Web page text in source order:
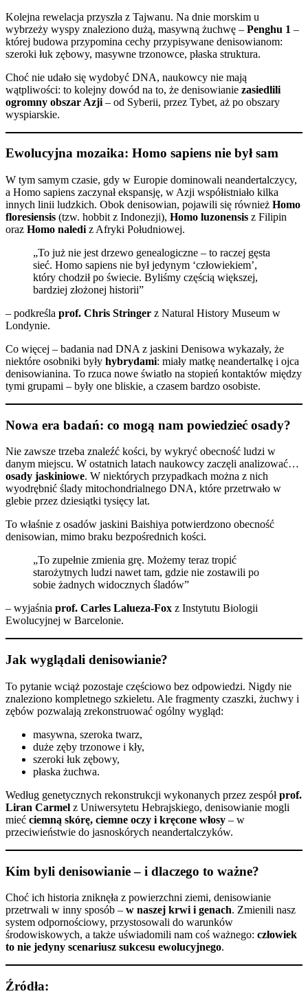
Kolejna rewelacja przyszła z Tajwanu. Na dnie morskim u
wybrzeży wyspy znaleziono dużą, masywną żuchwę – Penghu 1 –
której budowa przypomina cechy przypisywane denisowianom:
szeroki łuk zębowy, masywne trzonowce, płaska struktura.
Choć nie udało się wydobyć DNA, naukowcy nie mają
wątpliwości: to kolejny dowód na to, że denisowianie zasiedlili
ogromny obszar Azji – od Syberii, przez Tybet, aż po obszary
wyspiarskie.
Ewolucyjna mozaika: Homo sapiens nie był sam
W tym samym czasie, gdy w Europie dominowali neandertalczycy,
a Homo sapiens zaczynał ekspansję, w Azji współistniało kilka
innych linii ludzkich. Obok denisowian, pojawili się również Homo
floresiensis (tzw. hobbit z Indonezji), Homo luzonensis z Filipin
oraz Homo naledi z Afryki Południowej.
„To już nie jest drzewo genealogiczne – to raczej gęsta
sieć. Homo sapiens nie był jedynym ‘człowiekiem’,
który chodził po świecie. Byliśmy częścią większej,
bardziej złożonej historii”
– podkreśla prof. Chris Stringer z Natural History Museum w
Londynie.
Co więcej – badania nad DNA z jaskini Denisowa wykazały, że
niektóre osobniki były hybrydami: miały matkę neandertalkę i ojca
denisowianina. To rzuca nowe światło na stopień kontaktów między
tymi grupami – były one bliskie, a czasem bardzo osobiste.
Nowa era badań: co mogą nam powiedzieć osady?
Nie zawsze trzeba znaleźć kości, by wykryć obecność ludzi w
danym miejscu. W ostatnich latach naukowcy zaczęli analizować…
osady jaskiniowe. W niektórych przypadkach można z nich
wyodrębnić ślady mitochondrialnego DNA, które przetrwało w
glebie przez dziesiątki tysięcy lat.
To właśnie z osadów jaskini Baishiya potwierdzono obecność
denisowian, mimo braku bezpośrednich kości.
„To zupełnie zmienia grę. Możemy teraz tropić
starożytnych ludzi nawet tam, gdzie nie zostawili po
sobie żadnych widocznych śladów”
– wyjaśnia prof. Carles Lalueza-Fox z Instytutu Biologii
Ewolucyjnej w Barcelonie.
Jak wyglądali denisowianie?
To pytanie wciąż pozostaje częściowo bez odpowiedzi. Nigdy nie
znaleziono kompletnego szkieletu. Ale fragmenty czaszki, żuchwy i
zębów pozwalają zrekonstruować ogólny wygląd:
masywna, szeroka twarz,
duże zęby trzonowe i kły,
szeroki łuk zębowy,
płaska żuchwa.
Według genetycznych rekonstrukcji wykonanych przez zespółprof.
Liran Carmel z Uniwersytetu Hebrajskiego, denisowianie mogli
mieć ciemną skórę, ciemne oczy i kręcone włosy – w
przeciwieństwie do jasnoskórych neandertalczyków.
Kim byli denisowianie – i dlaczego to ważne?
Choć ich historia zniknęła z powierzchni ziemi, denisowianie
przetrwali w inny sposób – w naszej krwi i genach. Zmienili nasz
system odpornościowy, przystosowali do warunków
środowiskowych, a także uświadomili nam coś ważnego: człowiek
to nie jedyny scenariusz sukcesu ewolucyjnego.
Źródła: